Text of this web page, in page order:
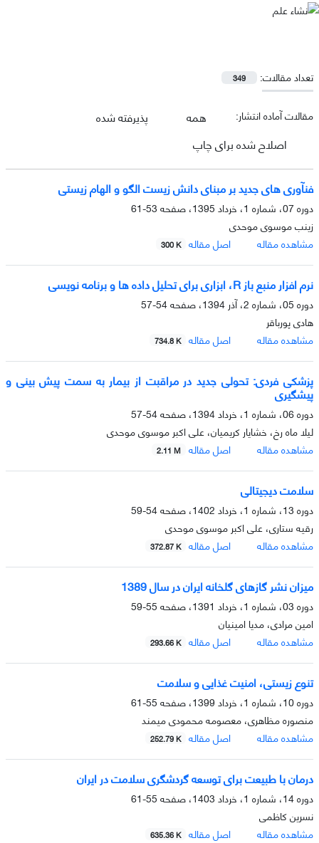
تعداد مقالات: 349
مقالات آماده انتشار: همه
پذیرفته شده
اصلاح شده برای چاپ
فنآوری های جدید بر مبنای دانش زیست الگو و الهام زیستی
دوره 07، شماره 1، خرداد 1395، صفحه
53-61
زینب موسوی موحدی
مشاهده مقاله
اصل مقاله 300 K
نرم افزار منبع باز R، ابزاری برای تحلیل داده ها و برنامه نویسی
دوره 05، شماره 2، آذر 1394، صفحه
54-57
هادی پورباقر
مشاهده مقاله
اصل مقاله 734.8 K
پزشکی فردی: تحولی جدید در مراقبت از بیمار به سمت پیش بینی و
پیشگیری
دوره 06، شماره 1، خرداد 1394، صفحه
54-57
لیلا ماه رخ، خشایار کریمیان، علی اکبر موسوی موحدی
مشاهده مقاله
اصل مقاله 2.11 M
سلامت دیجیتالی
دوره 13، شماره 1، خرداد 1402، صفحه
54-59
رقیه ستاری، علی اکبر موسوی موحدی
مشاهده مقاله
اصل مقاله 372.87 K
میزان نشر گازهای گلخانه ایران در سال 1389
دوره 03، شماره 1، خرداد 1391، صفحه
55-59
امین مرادی، مدیا امینیان
مشاهده مقاله
اصل مقاله 293.66 K
تنوع زیستی، امنیت غذایی و سلامت
دوره 10، شماره 1، خرداد 1399، صفحه
55-61
منصوره مظاهری، معصومه محمودی میمند
مشاهده مقاله
اصل مقاله 252.79 K
درمان با طبیعت برای توسعه گردشگری سلامت در ایران
دوره 14، شماره 1، خرداد 1403، صفحه
55-61
نسرین کاظمی
مشاهده مقاله
اصل مقاله 635.36 K